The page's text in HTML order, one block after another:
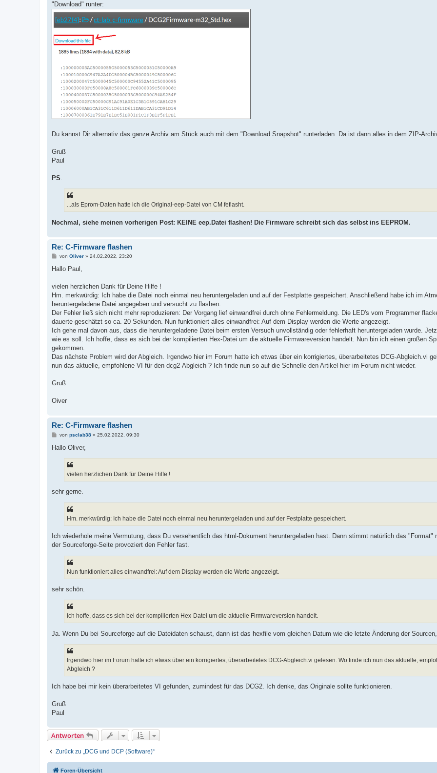
"Download" runter:
Du kannst Dir alternativ das ganze Archiv am Stück auch mit dem "Download Snapshot" runterladen. Da ist dann alles in dem ZIP-
Gruß
Paul
PS:
...als Eprom-Daten hatte ich die Original-eep-Datei von CM feflasht.
Nochmal, siehe meinen vorherigen Post: KEINE eep.Datei flashen! Die Firmware schreibt sich das selbst ins EEPROM.
Re: C-Firmware flashen
B
i
a
von Oliver» 24.02.2022, 23:20
Hallo Paul,
vielen herzlichen Dank für Deine Hilfe !
Hm. merkwürdig: Ich habe die Datei noch einmal neu heruntergeladen und auf der Festplatte gespeichert. Anschließend habe ich im
heruntergeladene Datei angegeben und versucht zu flashen.
Der Fehler ließ sich nicht mehr reproduzieren: Der Vorgang lief einwandfrei durch ohne Fehlermeldung. Die LED's vom Programmer
dauerte geschätzt so ca. 20 Sekunden. Nun funktioniert alles einwandfrei: Auf dem Display werden die Werte angezeigt.
Ich gehe mal davon aus, dass die heruntergeladene Datei beim ersten Versuch unvollständig oder fehlerhaft heruntergeladen wurde.
wie es soll. Ich hoffe, dass es sich bei der kompilierten Hex-Datei um die aktuelle Firmwareversion handelt. Nun bin ich einen großen
gekommen.
Das nächste Problem wird der Abgleich. Irgendwo hier im Forum hatte ich etwas über ein korrigiertes, überarbeitetes DCG-Abgleich.vi
nun das aktuelle, empfohlene VI für den dcg2-Abgleich ? Ich finde nun so auf die Schnelle den Artikel hier im Forum nicht wieder.
Gruß
Oiver
Re: C-Firmware flashen
B
i
von psclab38» 25.02.2022, 09:30
Hallo Oliver,
vielen herzlichen Dank für Deine Hilfe !
sehr gerne.
Hm. merkwürdig: Ich habe die Datei noch einmal neu heruntergeladen und auf der Festplatte gespeichert.
Ich wiederhole meine Vermutung, dass Du versehentlich das html-Dokument heruntergeladen hast. Dann stimmt natürlich das "Format"
der Sourceforge-Seite provoziert den Fehler fast.
Nun funktioniert alles einwandfrei: Auf dem Display werden die Werte angezeigt.
sehr schön.
Ich hoffe, dass es sich bei der kompilierten Hex-Datei um die aktuelle Firmwareversion handelt.
Ja. Wenn Du bei Sourceforge auf die Dateidaten schaust, dann ist das hexfile vom gleichen Datum wie die letzte Änderung der
Irgendwo hier im Forum hatte ich etwas über ein korrigiertes, überarbeitetes DCG-Abgleich.vi gelesen. Wo finde ich nun das aktuelle,
Abgleich ?
Ich habe bei mir kein überarbeitetes VI gefunden, zumindest für das DCG2. Ich denke, das Originale sollte funktionieren.
Gruß
Paul
Antworten
Zurück zu „DCG und DCP (Software)“
Foren-Übersicht